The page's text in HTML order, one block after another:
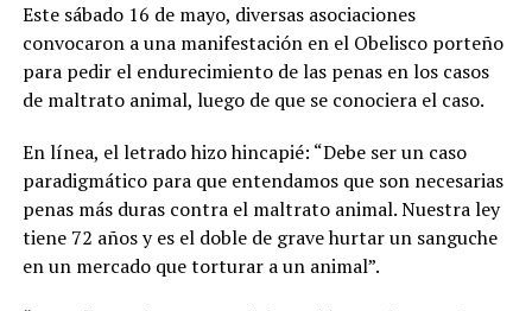
Este sábado 16 de mayo, diversas asociaciones
convocaron a una manifestación en el Obelisco porteño
para pedir el endurecimiento de las penas en los casos
de maltrato animal, luego de que se conociera el caso.
En línea, el letrado hizo hincapié: “Debe ser un caso
paradigmático para que entendamos que son necesarias
penas más duras contra el maltrato animal. Nuestra ley
tiene 72 años y es el doble de grave hurtar un sanguche
en un mercado que torturar a un animal”.